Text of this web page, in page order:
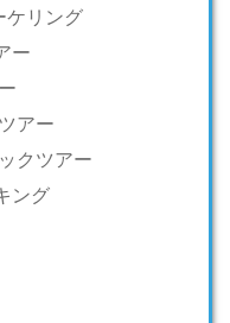
ケリング
ー
アー
クツアー
ング